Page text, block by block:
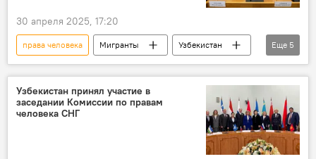
30 апреля 2025, 17:20
права человека Мигранты
Узбекистан
Россия
Генеральная прокуратура Узбекистана
сотрудничество
Еще 5
Узбекистан принял участие в
заседании Комиссии по правам
человека СНГ